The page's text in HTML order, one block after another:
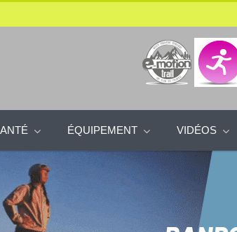
ÉQUIPEMENT VIDÉOS